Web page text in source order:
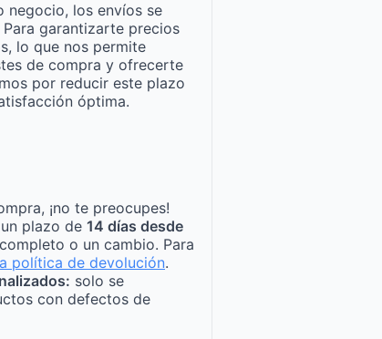
negocio, los envíos se
Para garantizarte precios
lo que nos permite
de compra y ofrecerte
por reducir este plazo
óptima.
¡no te preocupes!
plazo de 14 días desde
o un cambio. Para
política de devolución.
solo se
con defectos de